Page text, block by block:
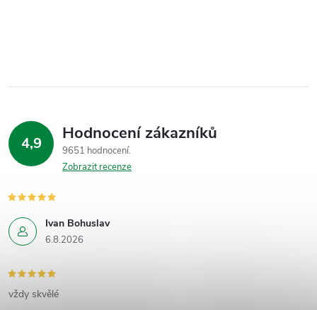
4,9 Hodnocení zákazníků
9651 hodnocení
Zobrazit recenze
Ivan Bohuslav
6.8.2026
vždy skvělé